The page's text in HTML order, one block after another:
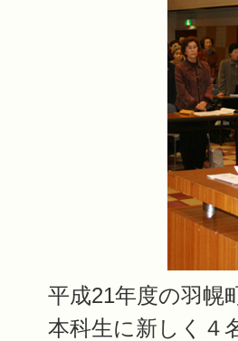
平成21年度の羽幌
本科生に新しく４